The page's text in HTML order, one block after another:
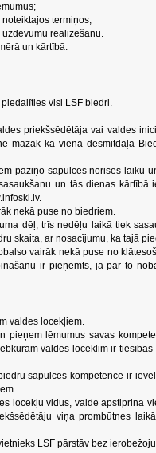
termiņos;
realizēšanu.
un kārtībā.
visi LSF biedri.
priekšsēdētāja vai valdes
mazāk kā viena desmitdaļa
paziņo sapulces norises laiku
un tās dienas kārtībā
nekā puse no biedriem.
dēļ, trīs nedēļu laikā tiek
skaita, ar nosacījumu, ka tajā
vairāk nekā puse no
ir pieņemts, ja par to
valdes locekļiem.
lēmumus savas
valdes loceklim ir
sapulces kompetencē ir
locekļu vidus, valde apstiprina
viņa prombūtnes
LSF pārstāv bez